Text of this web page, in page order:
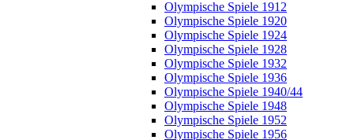
Olympische Spiele 1912
Olympische Spiele 1920
Olympische Spiele 1924
Olympische Spiele 1928
Olympische Spiele 1932
Olympische Spiele 1936
Olympische Spiele 1940/44
Olympische Spiele 1948
Olympische Spiele 1952
Olympische Spiele 1956